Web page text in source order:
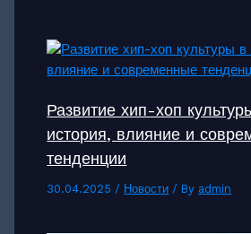
Развитие хип-хоп
история, влияние и
тенденции
30.04.2025 / Новости / By admin